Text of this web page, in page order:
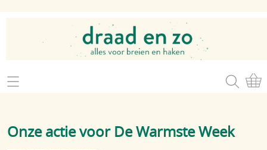
Home
Brei- en haakgaren
Mijn account
Onze actie voor De Warmste Week